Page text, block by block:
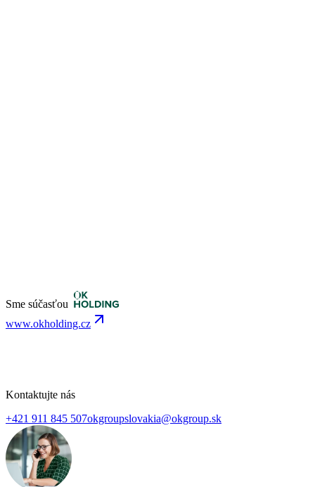
Sme súčasťou
www.okholding.cz
Kontaktujte nás
+421 911 845 507okgroupslovakia@okgroup.sk